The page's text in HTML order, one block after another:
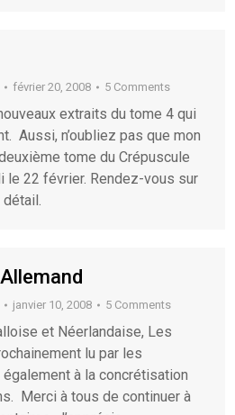
février 20, 2008 5 Comments
extraits du tome 4 qui
Aussi, n’oubliez pas que mon
tome du Crépuscule
le 22 février. Rendez-vous sur
janvier 10, 2008 5 Comments
et Néerlandaise, Les
lu par les
à la concrétisation
Merci à tous de continuer à